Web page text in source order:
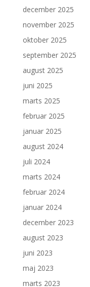
december 2025
november 2025
oktober 2025
september 2025
august 2025
juni 2025
marts 2025
februar 2025
januar 2025
august 2024
juli 2024
marts 2024
februar 2024
januar 2024
december 2023
august 2023
juni 2023
maj 2023
marts 2023